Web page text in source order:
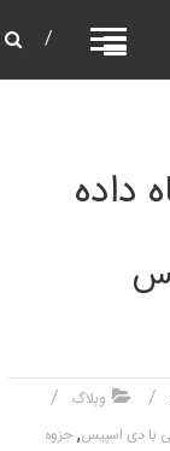
داده
وبلاگ
با دی اسپیس, جزوه